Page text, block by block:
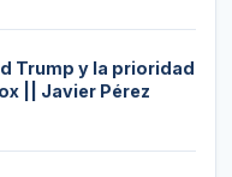
Trump y la prioridad
|| Javier Pérez